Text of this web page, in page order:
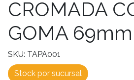
CROMADA
GOMA 69mm
SKU: TAPA001
Stock por sucursal